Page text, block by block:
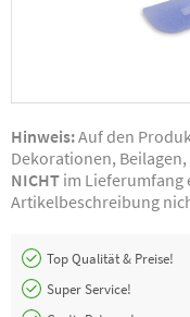
Hinweis:Auf den
Dekorationen,
NICHT im Lieferumfang
Artikelbeschreibung
Top Qualität & Preise!
Super Service!